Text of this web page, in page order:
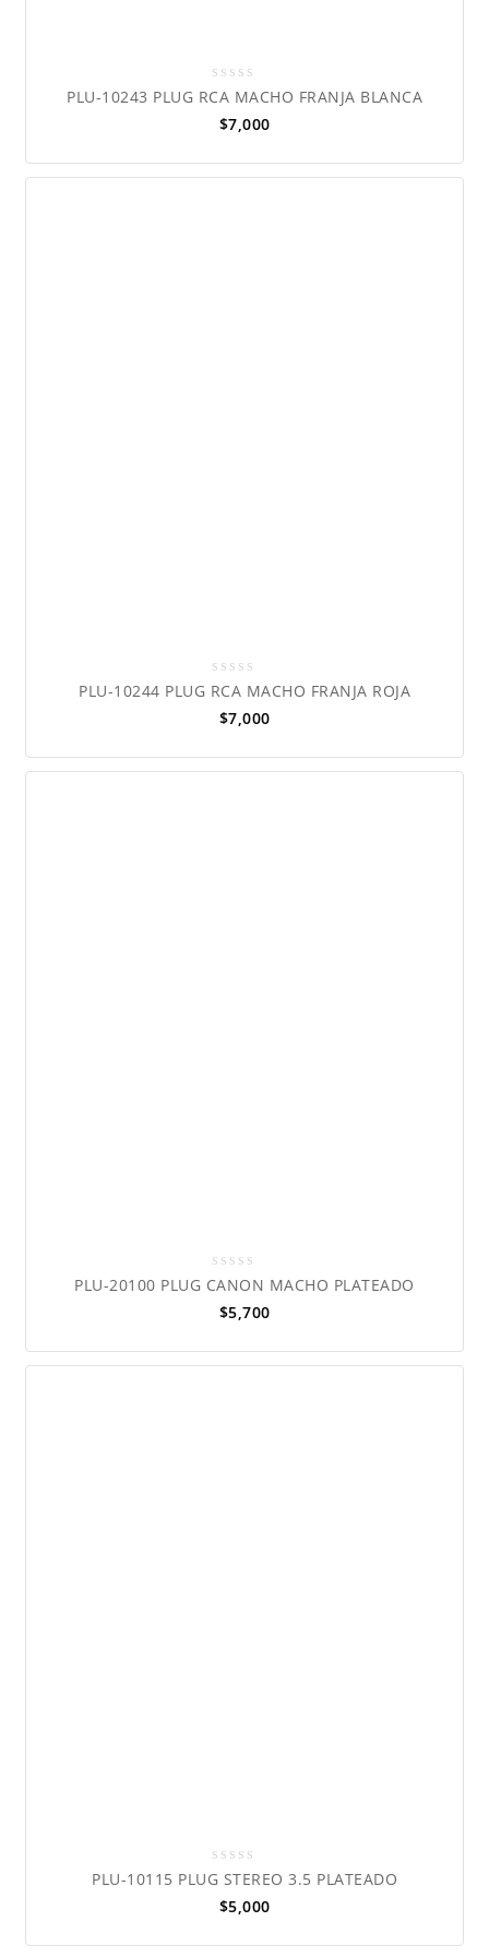
0
out
of
PLU-10243 PLUG RCA MACHO FRANJA BLANCA
$7,000
0
out
of
PLU-10244 PLUG RCA MACHO FRANJA ROJA
$7,000
0
out
of
PLU-20100 PLUG CANON MACHO PLATEADO
$5,700
0
out
of
PLU-10115 PLUG STEREO 3.5 PLATEADO
$5,000